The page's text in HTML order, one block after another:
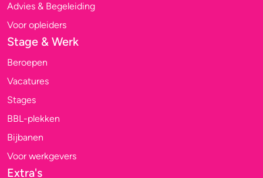
Advies & Begeleiding
Voor opleiders
Stage & Werk
Beroepen
Vacatures
Stages
BBL-plekken
Bijbanen
Voor werkgevers
Extra's